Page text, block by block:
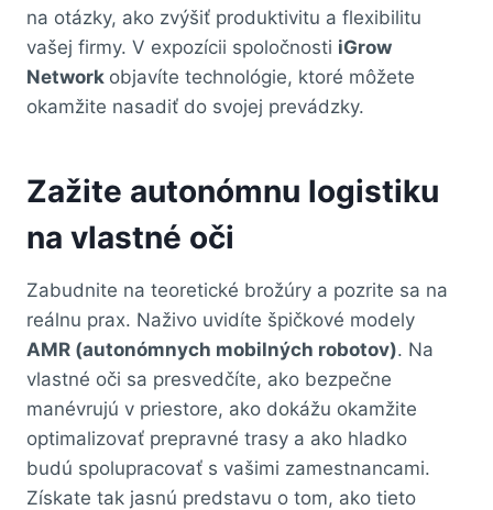
na otázky, ako zvýšiť produktivitu a flexibilitu
vašej firmy. V expozícii spoločnosti iGrow
Network objavíte technológie, ktoré môžete
okamžite nasadiť do svojej prevádzky.
Zažite autonómnu logistiku
na vlastné oči
Zabudnite na teoretické brožúry a pozrite sa na
reálnu prax. Naživo uvidíte špičkové modely
AMR (autonómnych mobilných robotov). Na
vlastné oči sa presvedčíte, ako bezpečne
manévrujú v priestore, ako dokážu okamžite
optimalizovať prepravné trasy a ako hladko
budú spolupracovať s vašimi zamestnancami.
Získate tak jasnú predstavu o tom, ako tieto